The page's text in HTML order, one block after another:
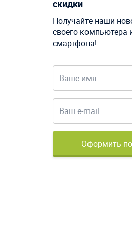
скидки
Получайте наши
своего компьютера
смартфона!
Оформить